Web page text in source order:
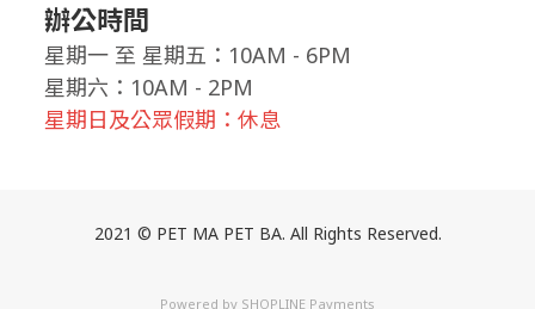
辦公時間
星期一 至 星期五：10AM - 6PM
星期六：10AM - 2PM
星期日及公眾假期：休息
2021 © PET MA PET BA. All Rights Reserved.
Powered by SHOPLINE Payments